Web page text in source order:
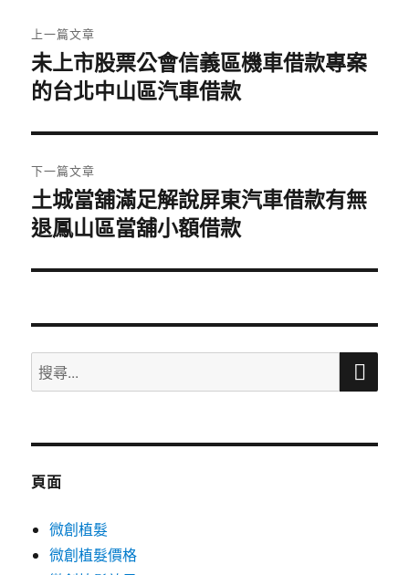
章
導
覽
上一篇文章
上
一
文
章:
未上市股票公會信義區機車借款專案
的台北中山區汽車借款
下一篇文章
下
一
文
土城當舖滿足解說屏東汽車借款有無
退鳳山區當舖小額借款
搜
尋
鍵
搜
頁面
微創植髮
微創植髮價格